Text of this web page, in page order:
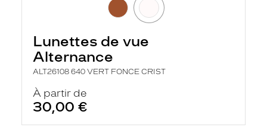
Lunettes de vue
Alternance
ALT26108 640 VERT FONCE CRIST
À partir de
30,00 €